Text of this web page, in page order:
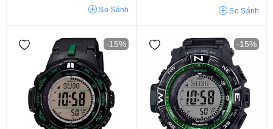
So Sánh So Sánh
-15% -15%